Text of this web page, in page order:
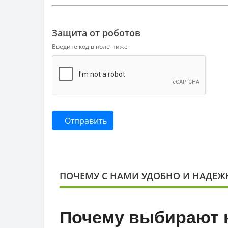
Защита от роботов
Введите код в поле ниже
Отправить
ПОЧЕМУ С НАМИ УДОБНО И
Почему выбирают